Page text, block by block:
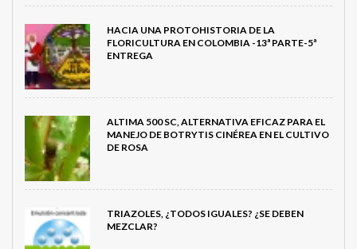
HACIA UNA PROTOHISTORIA DE LA
FLORICULTURA EN COLOMBIA -13ª PARTE-5ª
ENTREGA
ALTIMA 500 SC, ALTERNATIVA EFICAZ PARA EL
MANEJO DE BOTRYTIS CINÉREA EN EL CULTIVO
DE ROSA
TRIAZOLES, ¿TODOS IGUALES? ¿SE DEBEN
MEZCLAR?